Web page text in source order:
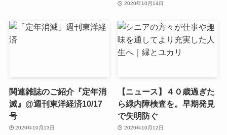
2020年10月14日
関連雑誌のご紹介『定年消
滅』@週刊東洋経済10/17
号
2020年10月13日
【ニュース】４０歳過ぎた
ら緑内障検査を。早期発見
で失明防ぐ
2020年10月12日